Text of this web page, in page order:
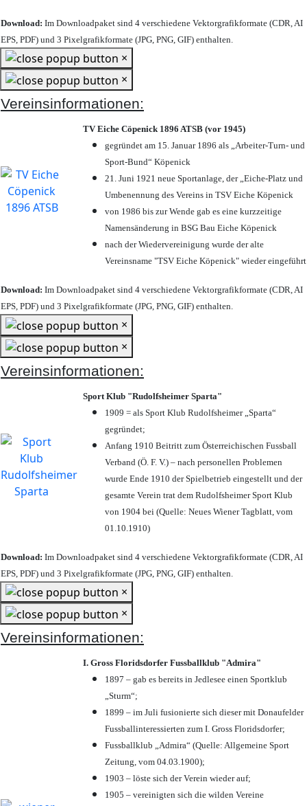
Download: Im Downloadpaket sind 4 verschiedene Vektorgrafikformate (CDR, AI
EPS, PDF) und 3 Pixelgrafikformate (JPG, PNG, GIF) enthalten.
×
×
Vereinsinformationen:
TV Eiche Cöpenick 1896 ATSB (vor 1945)
gegründet am 15. Januar 1896 als „Arbeiter-Turn- und
Sport-Bund“ Köpenick
21. Juni 1921 neue Sportanlage, der „Eiche-Platz und
Umbenennung des Vereins in TSV Eiche Köpenick
von 1986 bis zur Wende gab es eine kurzzeitige
Namensänderung in BSG Bau Eiche Köpenick
nach der Wiedervereinigung wurde der alte
Vereinsname "TSV Eiche Köpenick" wieder eingeführt
Download: Im Downloadpaket sind 4 verschiedene Vektorgrafikformate (CDR, AI
EPS, PDF) und 3 Pixelgrafikformate (JPG, PNG, GIF) enthalten.
×
×
Vereinsinformationen:
Sport Klub "Rudolfsheimer Sparta"
1909 = als Sport Klub Rudolfsheimer „Sparta“
gegründet;
Anfang 1910 Beitritt zum Österreichischen Fussball
Verband (Ö. F. V.) – nach personellen Problemen
wurde Ende 1910 der Spielbetrieb eingestellt und der
gesamte Verein trat dem Rudolfsheimer Sport Klub
von 1904 bei (Quelle: Neues Wiener Tagblatt, vom
01.10.1910)
Download: Im Downloadpaket sind 4 verschiedene Vektorgrafikformate (CDR, AI
EPS, PDF) und 3 Pixelgrafikformate (JPG, PNG, GIF) enthalten.
×
×
Vereinsinformationen:
I. Gross Floridsdorfer Fussballklub "Admira"
1897 – gab es bereits in Jedlesee einen Sportklub
„Sturm“;
1899 – im Juli fusionierte sich dieser mit Donaufelder
Fussballinteressierten zum I. Gross Floridsdorfer;
Fussballklub „Admira“ (Quelle: Allgemeine Sport
Zeitung, vom 04.03.1900);
1903 – löste sich der Verein wieder auf;
1905 – vereinigten sich die wilden Vereine